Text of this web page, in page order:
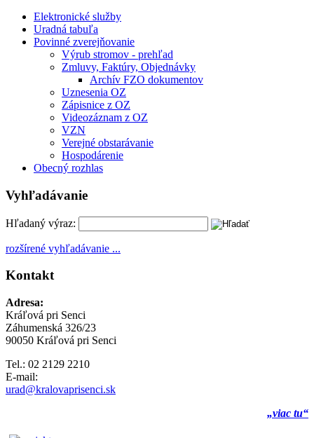
Elektronické služby
Uradná tabuľa
Povinné zverejňovanie
Výrub stromov - prehľad
Zmluvy, Faktúry, Objednávky
Archív FZO dokumentov
Uznesenia OZ
Zápisnice z OZ
Videozáznam z OZ
VZN
Verejné obstarávanie
Hospodárenie
Obecný rozhlas
Vyhľadávanie
Hľadaný výraz:
rozšírené vyhľadávanie ...
Kontakt
Adresa:
Kráľová pri Senci
Záhumenská 326/23
90050 Kráľová pri Senci
Tel.: 02 2129 2210
E-mail:
urad@kralovaprisenci.sk
„viac tu“